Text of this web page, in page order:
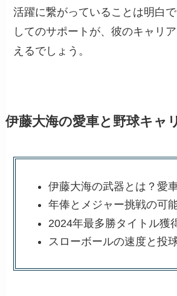
活躍に繋がっていることは明白
してのサポートが、彼のキャリ
えるでしょう。
伊藤大海の愛車と野球キャ
伊藤大海の武器とは？愛
年俸とメジャー挑戦の可
2024年最多勝タイトル獲
スローボールの速度と投